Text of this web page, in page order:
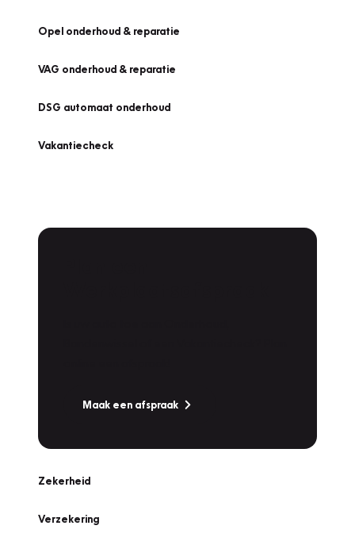
Opel onderhoud & reparatie
VAG onderhoud & reparatie
DSG automaat onderhoud
Vakantiecheck
Maak een afspraak
Zekerheid
Verzekering